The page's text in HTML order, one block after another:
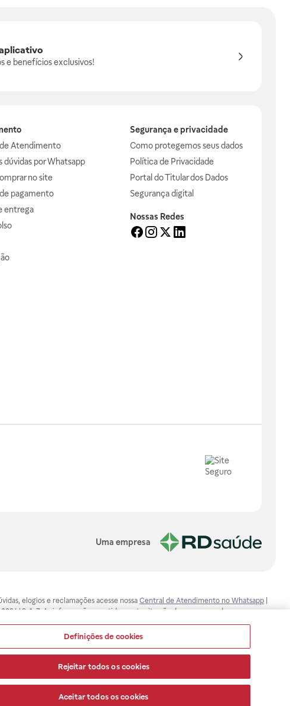
e benefícios exclusivos!
Atendimento
dúvidas por Whatsapp
no site
pagamento
entrega
Segurança e privacidade
Como protegemos seus dados
Política de Privacidade
Portal do Titular dos Dados
Segurança digital
Nossas Redes
Uma empresa
elogios e reclamações acesse nossa Central de Atendimento no Whatsapp
1-7. As informações contidas neste site não devem ser usadas para
qualquer problema de saúde e prescrever o tratamento adequado. Ao
Maiores esclarecimentos, consultar o site: www.anvisa.gov.br. A Raia Drogasil
dos clientes são compromissos da Raia Drogasil SA. Todos os pedidos
Definições de cookies
Rejeitar todos os cookies
Aceitar todos os cookies